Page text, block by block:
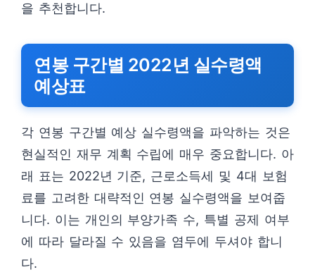
을 추천합니다.
연봉 구간별 2022년 실수령액
예상표
각 연봉 구간별 예상 실수령액을 파악하는 것은
현실적인 재무 계획 수립에 매우 중요합니다. 아
래 표는 2022년 기준, 근로소득세 및 4대 보험
료를 고려한 대략적인 연봉 실수령액을 보여줍
니다. 이는 개인의 부양가족 수, 특별 공제 여부
에 따라 달라질 수 있음을 염두에 두셔야 합니
다.